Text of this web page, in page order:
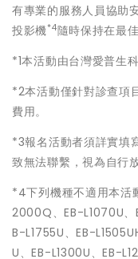
有專業的服務人員協助
投影機*4隨時保持在最
*1本活動由台灣愛普生
*2本活動僅針對診查項
費用。
*3報名活動者須詳實填
致無法聯繫，視為自行
*4下列機種不適用本活
2000Q、EB-L1070U、
B-L1755U、EB-
U、EB-L1300U、EB-